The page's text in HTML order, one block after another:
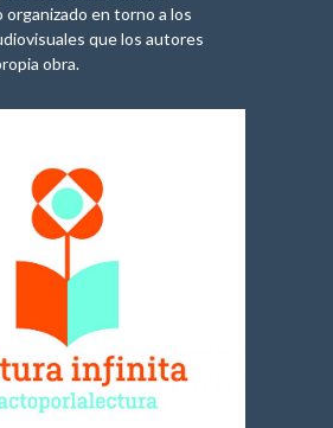
organizado en torno a los
que los autores
obra.